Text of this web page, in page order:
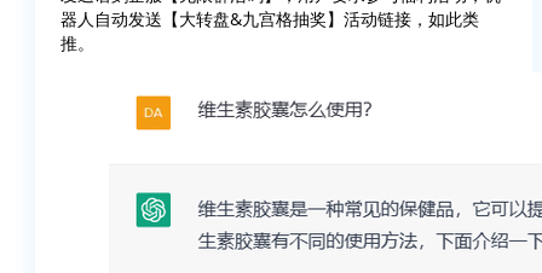
器人自动发送【大转盘&九宫格抽奖】活动链接，如此类
推。